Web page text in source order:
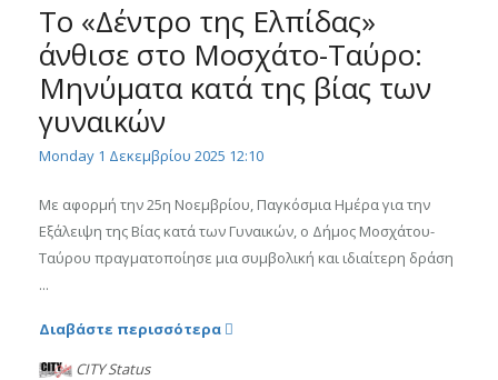
Το «Δέντρο της Ελπίδας»
άνθισε στο Μοσχάτο-Ταύρο:
Μηνύματα κατά της βίας των
γυναικών
Monday 1 Δεκεμβρίου 2025 12:10
Με αφορμή την 25η Νοεμβρίου, Παγκόσμια Ημέρα για την
Εξάλειψη της Βίας κατά των Γυναικών, ο Δήμος Μοσχάτου-
Ταύρου πραγματοποίησε μια συμβολική και ιδιαίτερη δράση
...
Διαβάστε περισσότερα
CITY Status